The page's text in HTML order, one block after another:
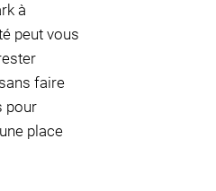
à
peut vous
faire
pour
place